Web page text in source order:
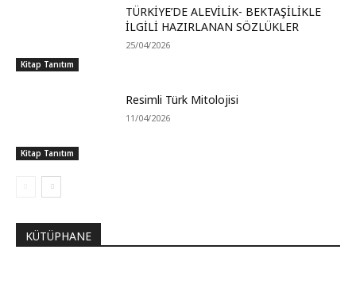
Kitap Tanıtım
TÜRKİYE’DE ALEVİLİK- BEKTAŞİLİKLE
İLGİLİ HAZIRLANAN SÖZLÜKLER
25/04/2026
Kitap Tanıtım
Resimli Türk Mitolojisi
11/04/2026
KÜTÜPHANE